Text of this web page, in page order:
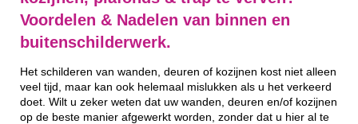
Voordelen & Nadelen van binnen en
buitenschilderwerk.
Het schilderen van wanden, deuren of kozijnen kost niet alleen
veel tijd, maar kan ook helemaal mislukken als u het verkeerd
doet. Wilt u zeker weten dat uw wanden, deuren en/of kozijnen
op de beste manier afgewerkt worden, zonder dat u hier al te